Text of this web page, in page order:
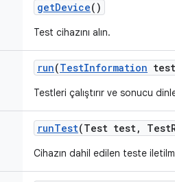
getDevice()
Test cihazını alın.
run(TestInformation test
Testleri çalıştırır ve sonucu
runTest(Test test, Test
Cihazın dahil edilen teste